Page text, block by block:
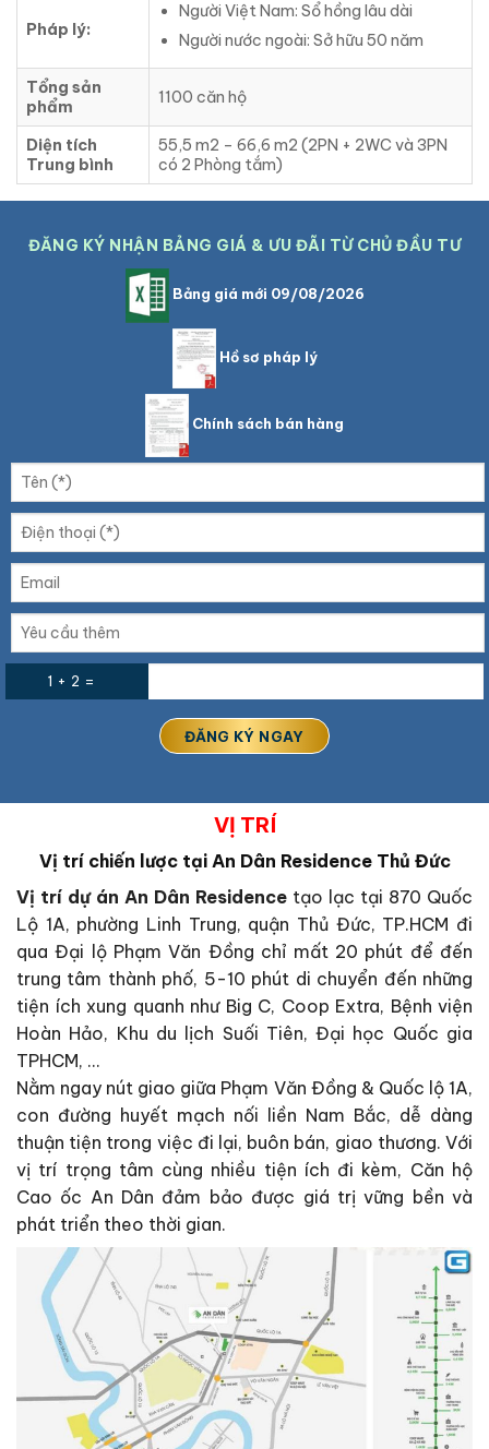
Pháp lý:
Người Việt Nam: Sổ hồng lâu dài
Người nước ngoài: Sở hữu 50 năm
Tổng sản
phẩm
1100 căn hộ
Diện tích
Trung bình
55,5 m2 – 66,6 m2 (2PN + 2WC và 3PN
có 2 Phòng tắm)
ĐĂNG KÝ NHẬN BẢNG GIÁ & ƯU ĐÃI TỪ CHỦ ĐẦU TƯ
Bảng giá mới 09/08/2026
Hồ sơ pháp lý
Chính sách bán hàng
1 + 2 =
VỊ TRÍ
Vị trí chiến lược tại An Dân Residence Thủ Đức
Vị trí dự án An Dân Residence tạo lạc tại 870 Quốc
Lộ 1A, phường Linh Trung, quận Thủ Đức, TP.HCM đi
qua Đại lộ Phạm Văn Đồng chỉ mất 20 phút để đến
trung tâm thành phố, 5-10 phút di chuyển đến những
tiện ích xung quanh như Big C, Coop Extra, Bệnh viện
Hoàn Hảo, Khu du lịch Suối Tiên, Đại học Quốc gia
TPHCM, …
Nằm ngay nút giao giữa Phạm Văn Đồng & Quốc lộ 1A,
con đường huyết mạch nối liền Nam Bắc, dễ dàng
thuận tiện trong việc đi lại, buôn bán, giao thương. Với
vị trí trọng tâm cùng nhiều tiện ích đi kèm, Căn hộ
Cao ốc An Dân đảm bảo được giá trị vững bền và
phát triển theo thời gian.